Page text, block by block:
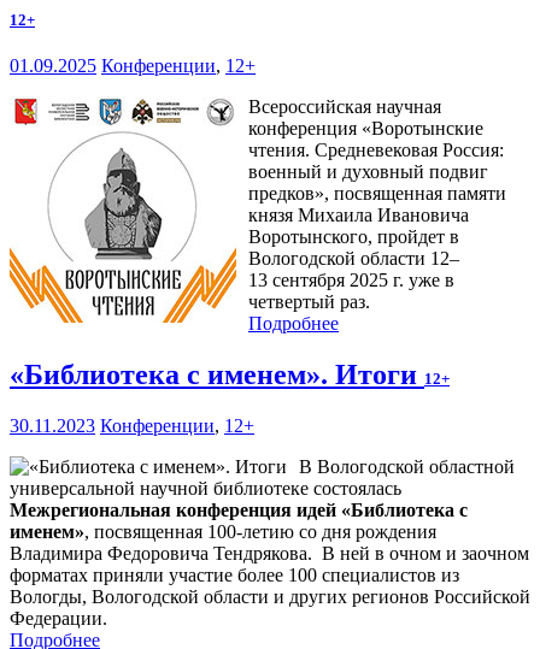
12+
01.09.2025 Конференции, 12+
Всероссийская научная
конференция «Воротынские
чтения. Средневековая Россия:
военный и духовный подвиг
предков», посвященная памяти
князя Михаила Ивановича
Воротынского, пройдет в
Вологодской области 12–
13 сентября 2025 г. уже в
четвертый раз.
Подробнее
«Библиотека с именем». Итоги 12+
30.11.2023 Конференции, 12+
В Вологодской областной
универсальной научной библиотеке состоялась
Межрегиональная конференция идей «Библиотека с
именем», посвященная 100-летию со дня рождения
Владимира Федоровича Тендрякова. В ней в очном и заочном
форматах приняли участие более 100 специалистов из
Вологды, Вологодской области и других регионов Российской
Федерации.
Подробнее